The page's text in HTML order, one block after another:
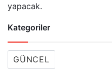
yapacak.
Kategoriler
GÜNCEL